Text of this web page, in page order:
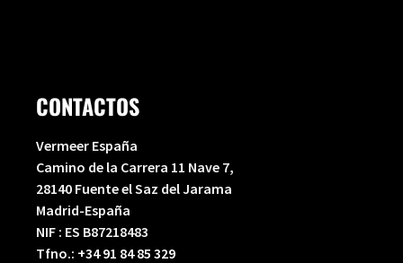
CONTACTOS
Vermeer España
Camino de la Carrera 11 Nave 7,
28140 Fuente el Saz del Jarama
Madrid-España
NIF : ES B87218483
Tfno.: +34 91 84 85 329